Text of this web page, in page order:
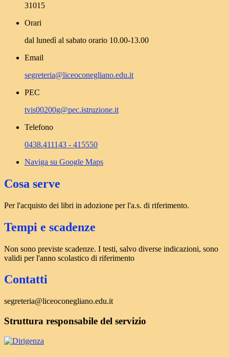
31015
Orari
dal lunedì al sabato orario 10.00-13.00
Email
segreteria@liceoconegliano.edu.it
PEC
tvis00200g@pec.istruzione.it
Telefono
0438.411143 - 415550
Naviga su Google Maps
Cosa serve
Per l'acquisto dei libri in adozione per l'a.s. di riferimento.
Tempi e scadenze
Non sono previste scadenze. I testi, salvo diverse indicazioni, sono
validi per l'anno scolastico di riferimento
Contatti
segreteria@liceoconegliano.edu.it
Struttura responsabile del servizio